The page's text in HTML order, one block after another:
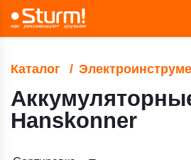
Каталог
Hanskonner